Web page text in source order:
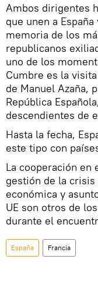
Ambos dirigentes
que unen a
memoria de los
republicanos
uno de los
Cumbre es la
de Manuel Azaña,
República
descendientes de
Hasta la fecha,
este tipo con
La cooperación en
gestión de la
económica y
UE son otros de
durante el
España Francia